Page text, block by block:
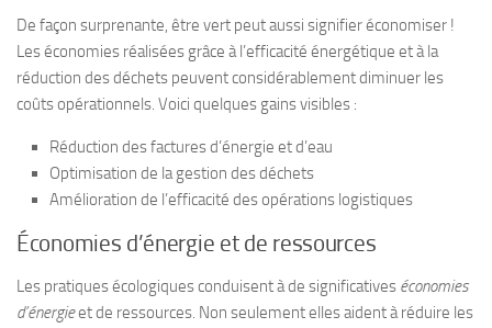
De façon surprenante, être vert peut aussi signifier économiser !
Les économies réalisées grâce à l’efficacité énergétique et à la
réduction des déchets peuvent considérablement diminuer les
coûts opérationnels. Voici quelques gains visibles :
Réduction des factures d’énergie et d’eau
Optimisation de la gestion des déchets
Amélioration de l’efficacité des opérations logistiques
Économies d’énergie et de ressources
Les pratiques écologiques conduisent à de significatives économies
d’énergieet de ressources. Non seulement elles aident à réduire les